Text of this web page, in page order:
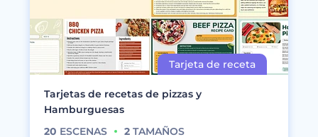
Tarjetas de recetas de pizzas y
Hamburguesas
20 ESCENAS 2 TAMAÑOS